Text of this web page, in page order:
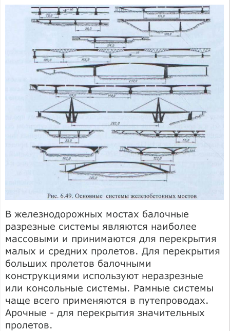
В железнодорожных мостах балочные
разрезные системы являются наибо­лее
массовыми и принимаются для перекрытия
малых и средних пролетов. Для перекрытия
больших пролетов балочными
конструкциями используют нераз­резные
или консольные системы. Рамные системы
чаще всего применяются в путепроводах.
Арочные - для перекрытия значительных
пролетов.